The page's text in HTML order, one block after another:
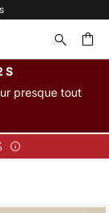
S
presque tout